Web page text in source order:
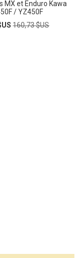
MX et Enduro Kawa
/ YZ450F
Prix
160,73 $US